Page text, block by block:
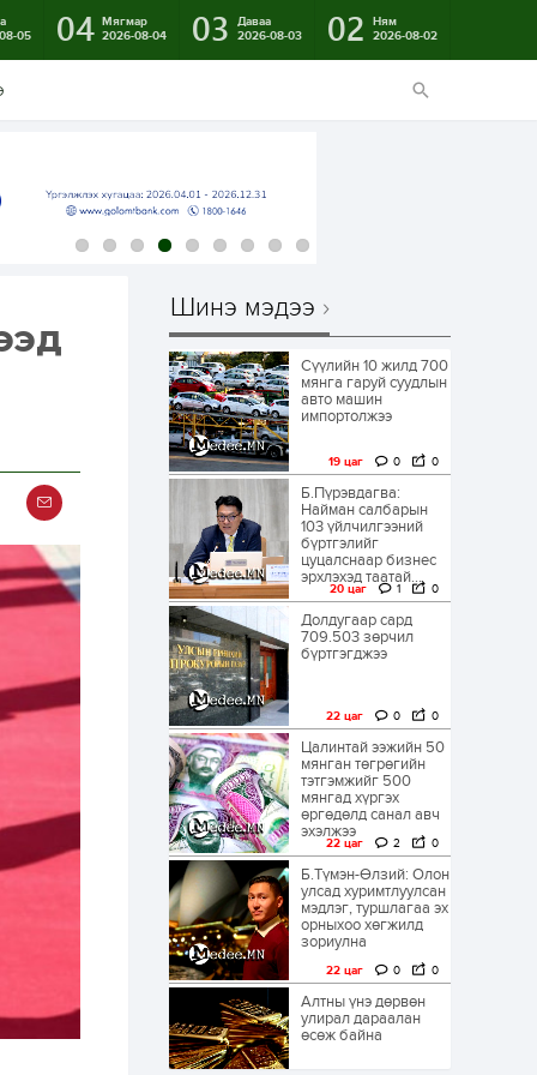
05
04 Мягмар
2026-08-04
03
Даваа
2026-08-03
02
Ням
2026-08-02
Шинэ мэдээ
Сүүлийн 10 жилд 700
мянга гаруй суудлын
авто машин
импортолжээ
19 цаг 0 0
Б.Пүрэвдагва:
Найман салбарын
103 үйлчилгээний
бүртгэлийг
цуцалснаар бизнес
эрхлэхэд таатай...
20 цаг 1 0
Долдугаар сард
709.503 зөрчил
бүртгэгджээ
22 цаг 0 0
Цалинтай ээжийн 50
мянган төгрөгийн
тэтгэмжийг 500
мянгад хүргэх
өргөдөлд санал авч
эхэлжээ
22 цаг 2 0
Б.Түмэн-Өлзий: Олон
улсад хуримтлуулсан
мэдлэг, туршлагаа эх
орныхоо хөгжилд
зориулна
22 цаг 0 0
Алтны үнэ дөрвөн
улирал дараалан
өсөж байна